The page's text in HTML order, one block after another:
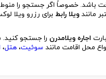
باشد. خصوصاً اگر جستجو را
مانند ویلا رابط برای رزرو ویلا
اجاره ویلامدرن را جستجو کنید.
محل اقامت مانند سوئیت، هتل،